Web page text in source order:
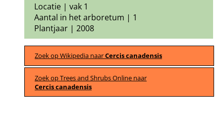
Locatie | vak 1
Aantal in het arboretum | 1
Plantjaar | 2008
Zoek op Wikipedia naarCercis canadensis
Zoek op Trees and Shrubs Online naar
Cercis canadensis